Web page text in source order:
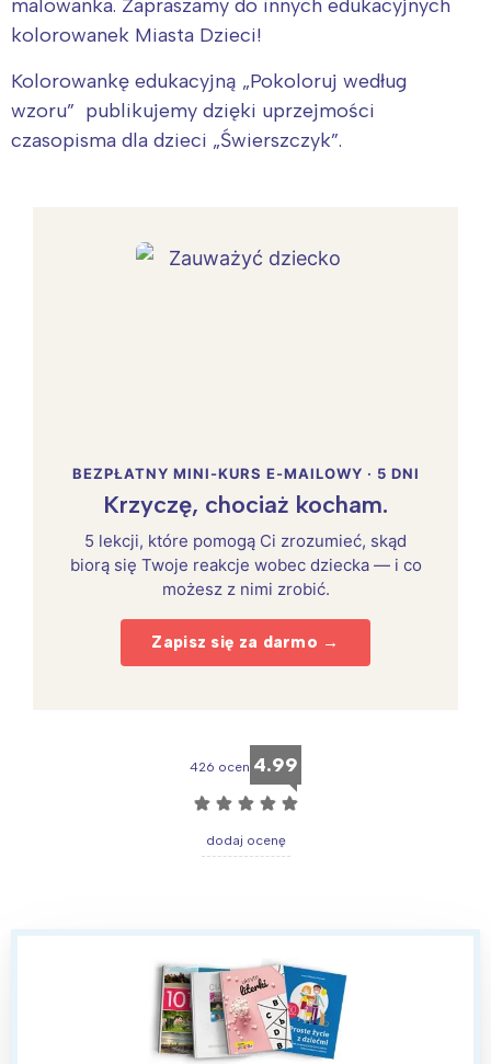
malowanka. Zapraszamy do innych edukacyjnych
kolorowanek Miasta Dzieci!
Kolorowankę edukacyjną „Pokoloruj według
wzoru” publikujemy dzięki uprzejmości
czasopisma dla dzieci „Świerszczyk”.
BEZPŁATNY MINI-KURS E-MAILOWY · 5 DNI
Krzyczę, chociaż kocham.
5 lekcji, które pomogą Ci zrozumieć, skąd
biorą się Twoje reakcje wobec dziecka — i co
możesz z nimi zrobić.
Zapisz się za darmo →
426 ocen 4.99
☆ ☆ ☆ ☆ ☆
dodaj ocenę